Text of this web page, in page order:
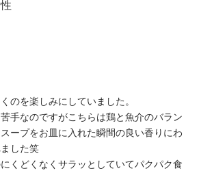
のを楽しみにしていました。
手なのですがこちらは鶏と魚介のバラン
ープをお皿に入れた瞬間の良い香りにわ
した笑
くどくなくサラッとしていてパクパク食